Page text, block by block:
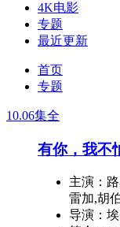
4K电影
专题
最近更新
首页
专题
10.06集全
有你，我不
主演：
雷加,胡
导演：